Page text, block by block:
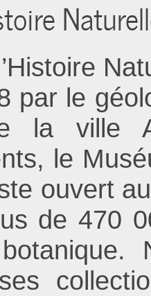
par le
la ville
le
ouvert
de 470